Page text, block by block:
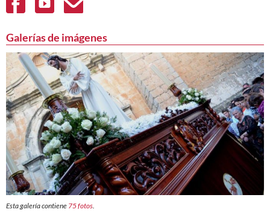
Galerías de imágenes
Esta galería contiene 75 fotos.